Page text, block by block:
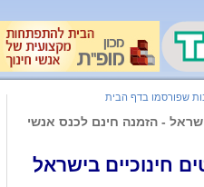
שפורסמו בדף הבית
- הזמנה חינם לכנס אנשי
חינוכיים בישראל